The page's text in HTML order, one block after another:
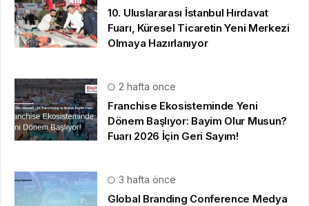
10. Uluslararası İstanbul Hırdavat
Fuarı, Küresel Ticaretin Yeni Merkezi
Olmaya Hazırlanıyor
2 hafta önce
Franchise Ekosisteminde Yeni
Dönem Başlıyor: Bayim Olur Musun?
Fuarı 2026 İçin Geri Sayım!
3 hafta önce
Global Branding Conference Medya